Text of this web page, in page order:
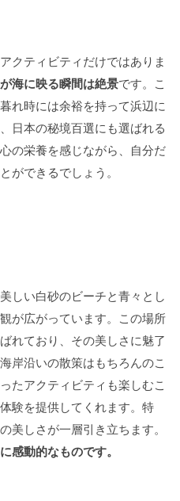
クティビティだけではありま
海に映る瞬間は絶景です。こ
れ時には余裕を持って浜辺に
日本の秘境百選にも選ばれる
の栄養を感じながら、自分だ
ができるでしょう。
しい白砂のビーチと青々とし
が広がっています。この場所
れており、その美しさに魅了
岸沿いの散策はもちろんのこ
たアクティビティも楽しむこ
験を提供してくれます。特
美しさが一層引き立ちます。
感動的なものです。